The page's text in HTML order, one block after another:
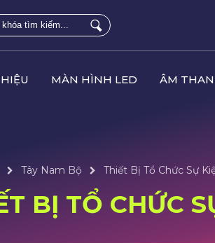
MÀN HÌNH LED ÂM
Tây Nam Bộ Thiết Bị Tổ Chức Sự
BỊ TỔ CHỨC